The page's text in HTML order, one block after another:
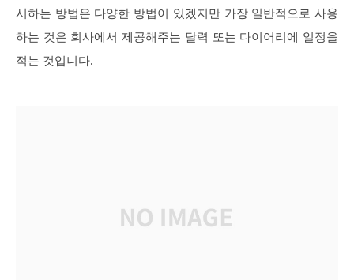
시하는 방법은 다양한 방법이 있겠지만 가장 일반적으로 사용
하는 것은 회사에서 제공해주는 달력 또는 다이어리에 일정을
적는 것입니다.